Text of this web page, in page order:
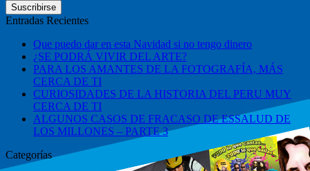
Entradas Recientes
Que puedo dar en esta Navidad si no tengo dinero
¿SE PODRÁ VIVIR DEL ARTE?
PARA LOS AMANTES DE LA FOTOGRAFÍA, MÁS
CERCA DE TI
CURIOSIDADES DE LA HISTORIA DEL PERU MUY
CERCA DE TI
ALGUNOS CASOS DE FRACASO DE ESSALUD DE
LOS MILLONES – PARTE 3
Categorías